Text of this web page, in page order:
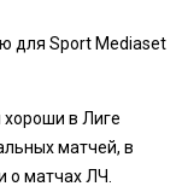
для Sport Mediaset
хороши в Лиге
матчей, в
о матчах ЛЧ.